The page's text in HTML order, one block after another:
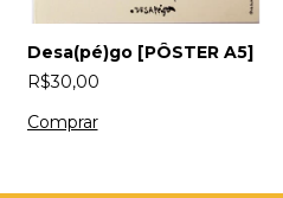
Desa(pé)go [PÔSTER A5]
R$30,00